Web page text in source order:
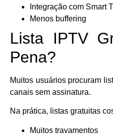
Integração com Smart
Menos buffering
Lista IPTV
Pena?
Muitos usuários procuram
canais sem assinatura.
Na prática, listas gratuitas
Muitos travamentos